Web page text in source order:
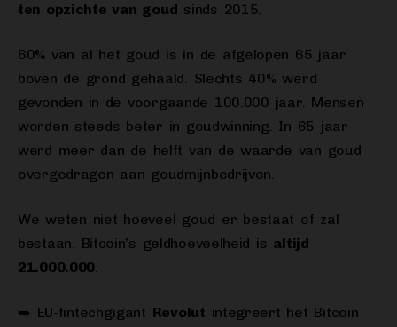
ten opzichte van goud sinds 2015.
60% van al het goud is in de afgelopen 65 jaar
boven de grond gehaald. Slechts 40% werd
gevonden in de voorgaande 100.000 jaar. Mensen
worden steeds beter in goudwinning. In 65 jaar
werd meer dan de helft van de waarde van goud
overgedragen aan goudmijnbedrijven.
We weten niet hoeveel goud er bestaat of zal
bestaan. Bitcoin’s geldhoeveelheid is altijd
21.000.000.
➡️ EU-fintechgigant Revolut integreert het Bitcoin